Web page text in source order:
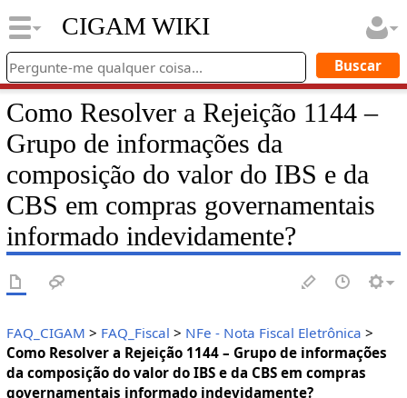
CIGAM WIKI
Como Resolver a Rejeição 1144 –
Grupo de informações da
composição do valor do IBS e da
CBS em compras governamentais
informado indevidamente?
FAQ_CIGAM > FAQ_Fiscal > NFe - Nota Fiscal Eletrônica >
Como Resolver a Rejeição 1144 – Grupo de informações
da composição do valor do IBS e da CBS em compras
governamentais informado indevidamente?